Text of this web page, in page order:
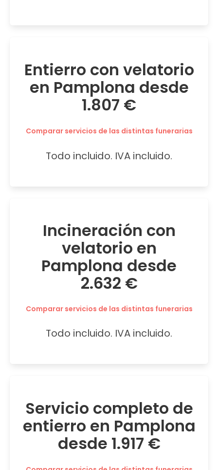
Entierro con velatorio
en Pamplona desde
1.807 €
Comparar servicios de las distintas funerarias
Todo incluido. IVA incluido.
Incineración con
velatorio en
Pamplona desde
2.632 €
Comparar servicios de las distintas funerarias
Todo incluido. IVA incluido.
Servicio completo de
entierro en Pamplona
desde 1.917 €